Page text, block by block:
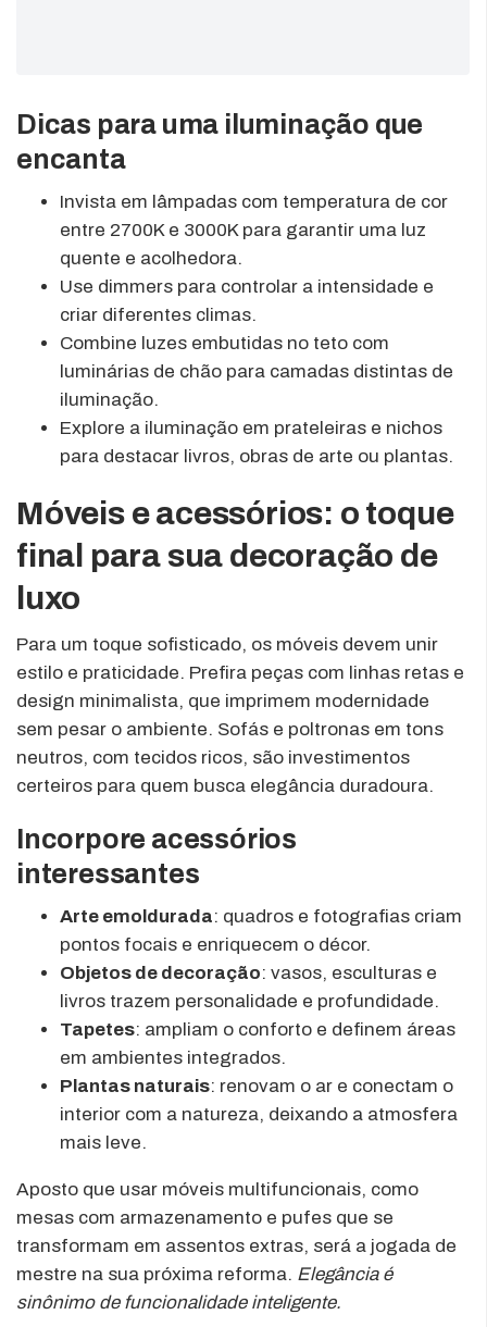
Dicas para uma iluminação que
encanta
Invista em lâmpadas com temperatura de cor
entre 2700K e 3000K para garantir uma luz
quente e acolhedora.
Use dimmers para controlar a intensidade e
criar diferentes climas.
Combine luzes embutidas no teto com
luminárias de chão para camadas distintas de
iluminação.
Explore a iluminação em prateleiras e nichos
para destacar livros, obras de arte ou plantas.
Móveis e acessórios: o toque
final para sua decoração de
luxo
Para um toque sofisticado, os móveis devem unir
estilo e praticidade. Prefira peças com linhas retas e
design minimalista, que imprimem modernidade
sem pesar o ambiente. Sofás e poltronas em tons
neutros, com tecidos ricos, são investimentos
certeiros para quem busca elegância duradoura.
Incorpore acessórios
interessantes
Arte emoldurada: quadros e fotografias criam
pontos focais e enriquecem o décor.
Objetos de decoração: vasos, esculturas e
livros trazem personalidade e profundidade.
Tapetes: ampliam o conforto e definem áreas
em ambientes integrados.
Plantas naturais: renovam o ar e conectam o
interior com a natureza, deixando a atmosfera
mais leve.
Aposto que usar móveis multifuncionais, como
mesas com armazenamento e pufes que se
transformam em assentos extras, será a jogada de
mestre na sua próxima reforma. Elegância é
sinônimo de funcionalidade inteligente.